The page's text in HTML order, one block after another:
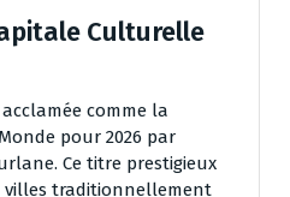
Culturelle
comme la
pour 2026 par
Ce titre prestigieux
villes traditionnellement